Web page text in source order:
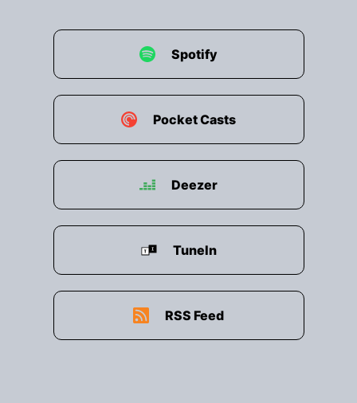
Spotify
Pocket Casts
Deezer
TuneIn
RSS Feed